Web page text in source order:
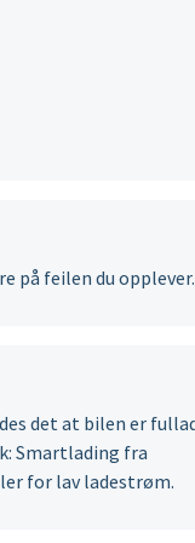
på feilen du opplever.
det at bilen er
Smartlading fra
for lav ladestrøm.